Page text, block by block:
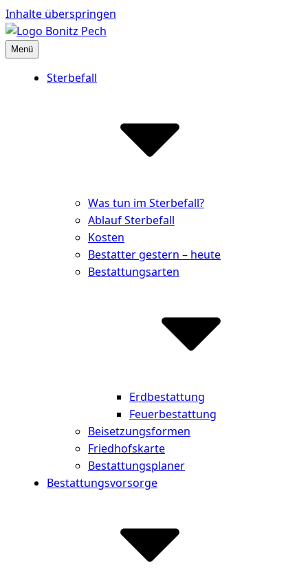
Inhalte überspringen
Bestattungshaus Bonitz Pech
Partner der Hinterbliebenen
Menü
Sterbefall
Was tun im Sterbefall?
Ablauf Sterbefall
Kosten
Bestatter gestern – heute
Bestattungsarten
Erdbestattung
Feuerbestattung
Beisetzungsformen
Friedhofskarte
Bestattungsplaner
Bestattungsvorsorge